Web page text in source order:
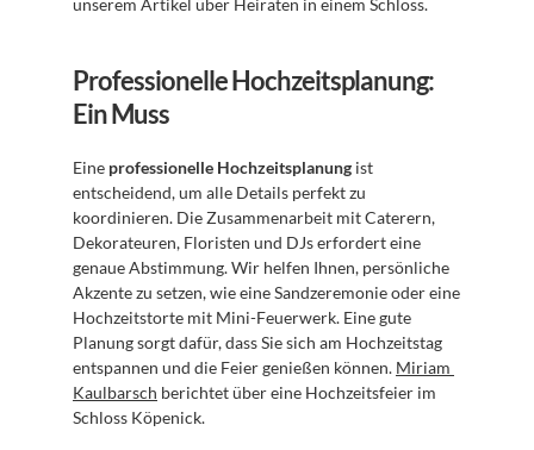
unserem Artikel über Heiraten in einem Schloss.
Professionelle Hochzeitsplanung:
Ein Muss
Eine professionelle Hochzeitsplanung ist
entscheidend, um alle Details perfekt zu
koordinieren. Die Zusammenarbeit mit Caterern,
Dekorateuren, Floristen und DJs erfordert eine
genaue Abstimmung. Wir helfen Ihnen, persönliche
Akzente zu setzen, wie eine Sandzeremonie oder eine
Hochzeitstorte mit Mini-Feuerwerk. Eine gute
Planung sorgt dafür, dass Sie sich am Hochzeitstag
entspannen und die Feier genießen können. Miriam
Kaulbarsch berichtet über eine Hochzeitsfeier im
Schloss Köpenick.